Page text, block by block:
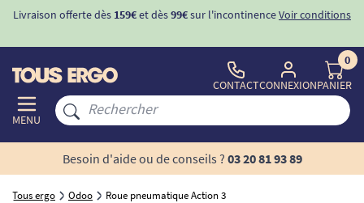
Livraison offerte dès 159€et dès99€sur l'incontinenceVoir conditions
MENU
CONTACTCONNEXION
0
PANIER
Besoin d'aide ou de conseils ? 03 20 81 93 89
Tous ergo Odoo Roue pneumatique Action 3